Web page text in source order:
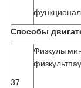
Способы
37